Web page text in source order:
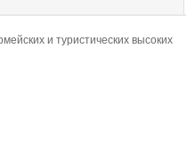
и туристических высоких